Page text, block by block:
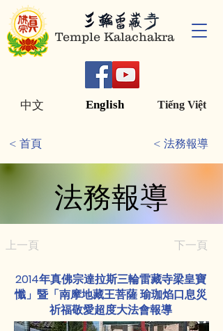
Temple Kalachakra
English Tiếng Việt
中文
< 首頁 < 法務報導
法務報導
法務報導
上一頁 下一頁
2014年真佛宗達拉斯三輪雷藏寺梁皇寶
懺」暨「南摩地藏王菩薩 瑜珈焰口息災
祈福敬愛超度大法會報導